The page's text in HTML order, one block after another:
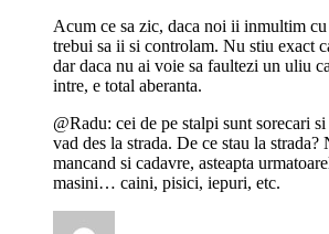
Acum ce sa zic, daca noi ii inmultim
trebui sa ii si controlam. Nu stiu exact
dar daca nu ai voie sa faultezi un uliu
intre, e total aberanta.
@Radu: cei de pe stalpi sunt sorecari
vad des la strada. De ce stau la strada?
mancand si cadavre, asteapta
masini… caini, pisici, iepuri, etc.